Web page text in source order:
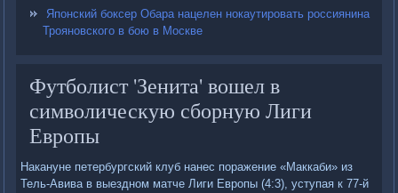
Японский боксер Обара нацелен нокаутировать россиянина
Трояновского в бою в Москве
Футболист 'Зенита' вошел в
символическую сборную Лиги
Европы
Накануне петербургский клуб нанес поражение «Маккаби» из
Тель-Авива в выездном матче Лиги Европы (4:3), уступая к 77-й